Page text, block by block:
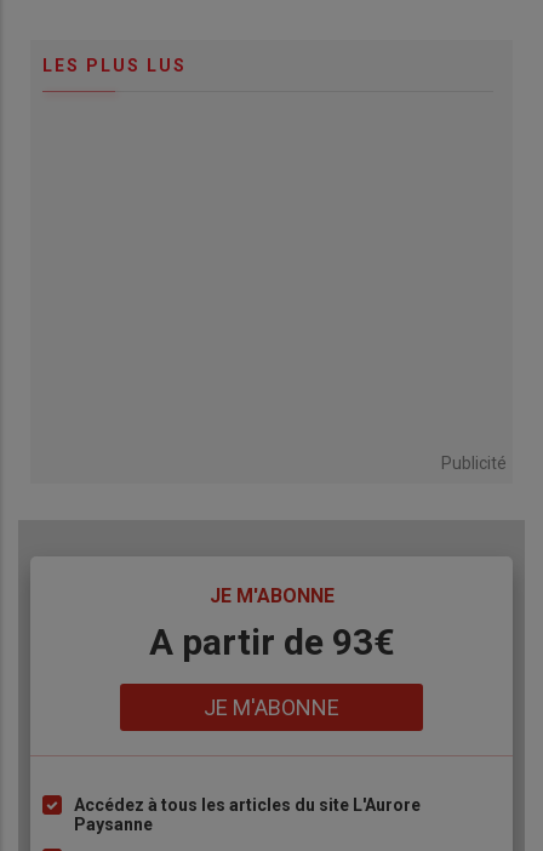
LES PLUS LUS
Publicité
JE M'ABONNE
A partir de 93€
JE M'ABONNE
ListeAccédez à tous les articles du site L'Aurore
Paysanne